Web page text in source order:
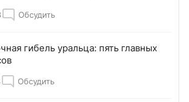
Обсудить
гибель уральца: пять главных
Обсудить